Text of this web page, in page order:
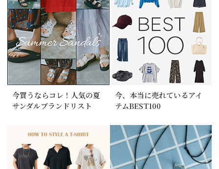
今買うならコレ！人気の夏
サンダルブランドリスト
今、本当に売れているアイ
テムBEST100